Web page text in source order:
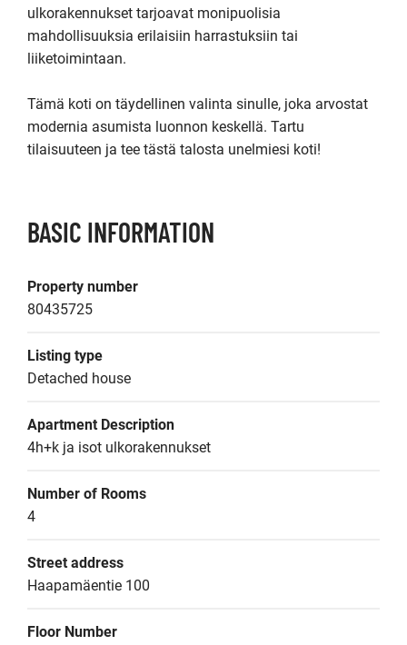
ulkorakennukset tarjoavat monipuolisia
mahdollisuuksia erilaisiin harrastuksiin tai
liiketoimintaan.
Tämä koti on täydellinen valinta sinulle, joka arvostat
modernia asumista luonnon keskellä. Tartu
tilaisuuteen ja tee tästä talosta unelmiesi koti!
BASIC INFORMATION
Property number
80435725
Listing type
Detached house
Apartment Description
4h+k ja isot ulkorakennukset
Number of Rooms
4
Street address
Haapamäentie 100
Floor Number